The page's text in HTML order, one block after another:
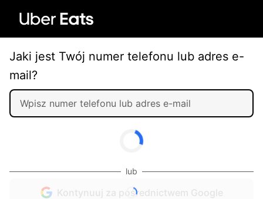
Jaki jest Twój numer telefonu lub adres e-
mail?
lub
Kontynuuj za pośrednictwem Google